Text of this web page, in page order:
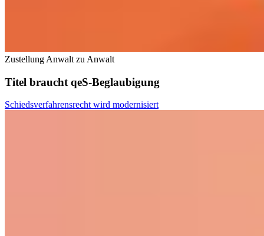
Zustellung Anwalt zu Anwalt
Titel braucht qeS-Beglaubigung
Schiedsverfahrensrecht wird modernisiert